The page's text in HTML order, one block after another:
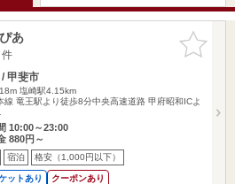
お気に入
りに追加
あ
甲斐市
塩崎駅4.15km
線 竜王駅より徒歩8分中央高速道路 甲府昭和ICよ
10:00～23:00
880円～
宿泊 格安（1,000円以下）
ットあり クーポンあり